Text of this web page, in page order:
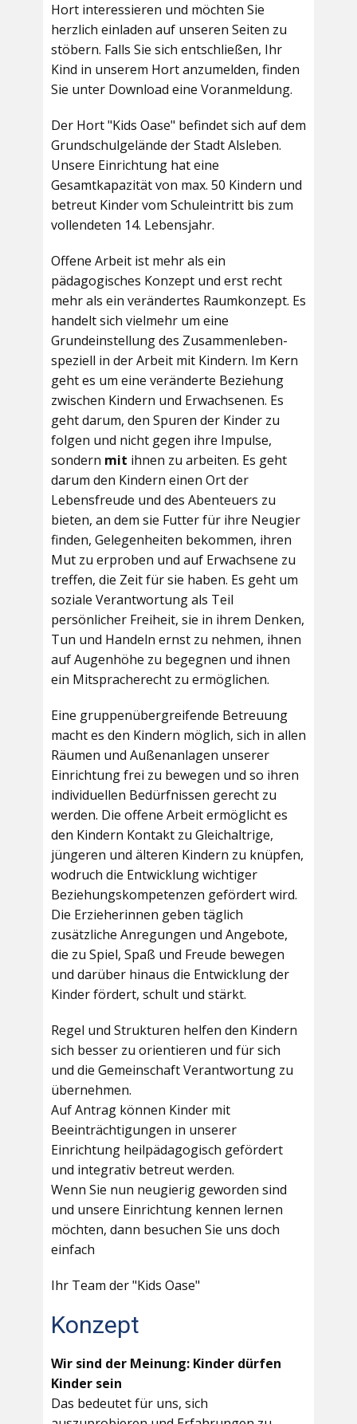
Hort interessieren und möchten Sie
herzlich einladen auf unseren Seiten zu
stöbern. Falls Sie sich entschließen, Ihr
Kind in unserem Hort anzumelden, finden
Sie unter Download eine Voranmeldung.
Der Hort "Kids Oase" befindet sich auf dem
Grundschulgelände der Stadt Alsleben.
Unsere Einrichtung hat eine
Gesamtkapazität von max. 50 Kindern und
betreut Kinder vom Schuleintritt bis zum
vollendeten 14. Lebensjahr.
Offene Arbeit ist mehr als ein
pädagogisches Konzept und erst recht
mehr als ein verändertes Raumkonzept. Es
handelt sich vielmehr um eine
Grundeinstellung des Zusammenleben-
speziell in der Arbeit mit Kindern. Im Kern
geht es um eine veränderte Beziehung
zwischen Kindern und Erwachsenen. Es
geht darum, den Spuren der Kinder zu
folgen und nicht gegen ihre Impulse,
sondern mit ihnen zu arbeiten. Es geht
darum den Kindern einen Ort der
Lebensfreude und des Abenteuers zu
bieten, an dem sie Futter für ihre Neugier
finden, Gelegenheiten bekommen, ihren
Mut zu erproben und auf Erwachsene zu
treffen, die Zeit für sie haben. Es geht um
soziale Verantwortung als Teil
persönlicher Freiheit, sie in ihrem Denken,
Tun und Handeln ernst zu nehmen, ihnen
auf Augenhöhe zu begegnen und ihnen
ein Mitspracherecht zu ermöglichen.
Eine gruppenübergreifende Betreuung
macht es den Kindern möglich, sich in allen
Räumen und Außenanlagen unserer
Einrichtung frei zu bewegen und so ihren
individuellen Bedürfnissen gerecht zu
werden. Die offene Arbeit ermöglicht es
den Kindern Kontakt zu Gleichaltrige,
jüngeren und älteren Kindern zu knüpfen,
wodruch die Entwicklung wichtiger
Beziehungskompetenzen gefördert wird.
Die Erzieherinnen geben täglich
zusätzliche Anregungen und Angebote,
die zu Spiel, Spaß und Freude bewegen
und darüber hinaus die Entwicklung der
Kinder fördert, schult und stärkt.
Regel und Strukturen helfen den Kindern
sich besser zu orientieren und für sich
und die Gemeinschaft Verantwortung zu
übernehmen.
Auf Antrag können Kinder mit
Beeinträchtigungen in unserer
Einrichtung heilpädagogisch gefördert
und integrativ betreut werden.
Wenn Sie nun neugierig geworden sind
und unsere Einrichtung kennen lernen
möchten, dann besuchen Sie uns doch
einfach
Ihr Team der "Kids Oase"
Konzept
Wir sind der Meinung: Kinder dürfen
Kinder sein
Das bedeutet für uns, sich